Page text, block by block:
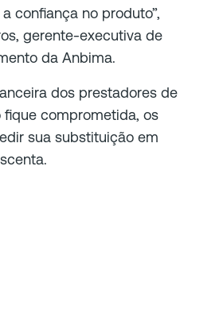
confiança no produto”,
gerente-executiva de
da Anbima.
dos prestadores de
comprometida, os
sua substituição em